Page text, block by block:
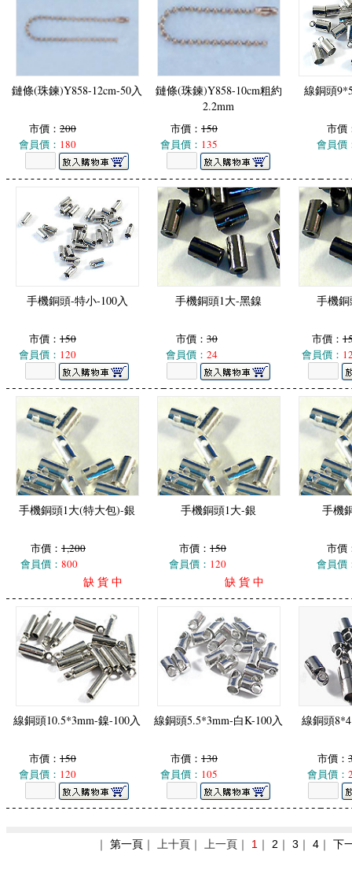
鏈條(珠鍊)Y858-12cm-50入
市價： 200
會員價： 180
鏈條(珠鍊)Y858-10cm粗約
2.2mm
市價： 150
會員價： 135
線銅頭
市價
會員價
手機銅頭-特小-100入
市價： 150
會員價： 120
手機銅頭1大-黑鎳
市價： 30
會員價： 24
手機
市價：
會員價：
手機銅頭1大(特大包)-銀
市價： 1,200
會員價： 800
缺 貨 中
手機銅頭1大-銀
市價： 150
會員價： 120
缺 貨 中
手機
市價
會員價
線銅頭10.5*3mm-鎳-100入
市價： 150
會員價： 120
線銅頭5.5*3mm-白K-100入
市價： 130
會員價： 105
線銅頭
市價：
會員價：
｜ 第一頁 ｜ 上十頁｜ 上一頁｜ 1 ｜ 2 ｜ 3 ｜ 4 ｜ 下